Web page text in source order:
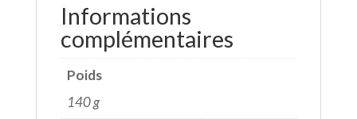
Informations
complémentaires
Poids
140 g